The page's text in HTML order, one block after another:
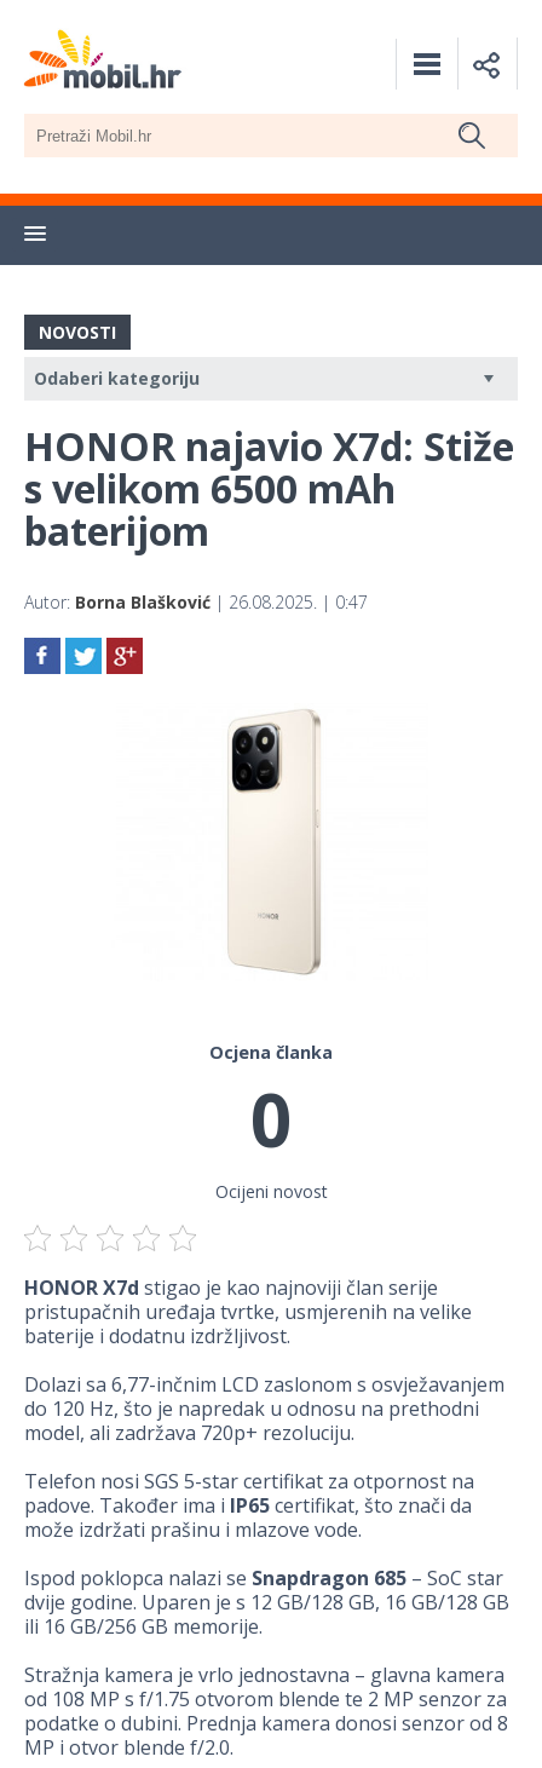
NOVOSTI
HONOR najavio X7d: Stiže
s velikom 6500 mAh
baterijom
Autor: Borna Blašković | 26.08.2025. | 0:47
Ocjena članka
0
Ocijeni novost
HONOR X7d stigao je kao najnoviji član serije
pristupačnih uređaja tvrtke, usmjerenih na velike
baterije i dodatnu izdržljivost.
Dolazi sa 6,77-inčnim LCD zaslonom s osvježavanjem
do 120 Hz, što je napredak u odnosu na prethodni
model, ali zadržava 720p+ rezoluciju.
Telefon nosi SGS 5-star certifikat za otpornost na
padove. Također ima i IP65certifikat, što znači da
može izdržati prašinu i mlazove vode.
Ispod poklopca nalazi se Snapdragon 685 – SoC star
dvije godine. Uparen je s 12 GB/128 GB, 16 GB/128 GB
ili 16 GB/256 GB memorije.
Stražnja kamera je vrlo jednostavna – glavna kamera
od 108 MP s f/1.75 otvorom blende te 2 MP senzor za
podatke o dubini. Prednja kamera donosi senzor od 8
MP i otvor blende f/2.0.